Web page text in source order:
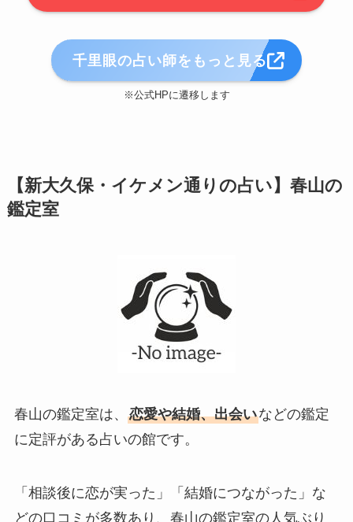
千里眼の占い師をもっと見る
※公式HPに遷移します
【新大久保・イケメン通りの占い】春山の
鑑定室
春山の鑑定室は、 恋愛や結婚、出会いなどの鑑定
に定評がある占いの館です。
「相談後に恋が実った」「結婚につながった」な
どの口コミが多数あり、春山の鑑定室の人気ぶり